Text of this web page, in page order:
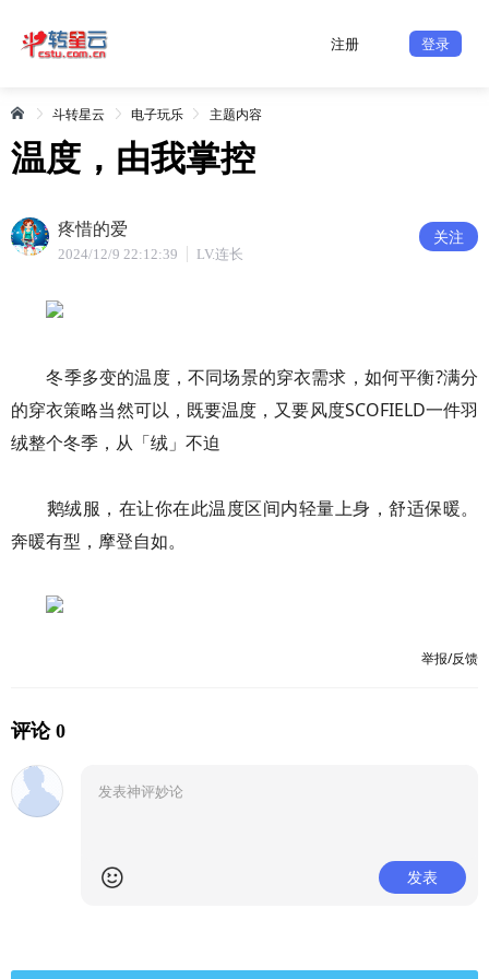
注册 登录
斗转星云 电子玩乐 主题内容
温度，由我掌控
疼惜的爱
2024/12/9 22:12:39 LV.连长
关注
冬季多变的温度，不同场景的穿衣需求，如何平衡?满分
的穿衣策略当然可以，既要温度，又要风度SCOFIELD一件羽
绒整个冬季，从「绒」不迫
鹅绒服，在让你在此温度区间内轻量上身，舒适保暖。
奔暖有型，摩登自如。
举报/反馈
评论 0
发表